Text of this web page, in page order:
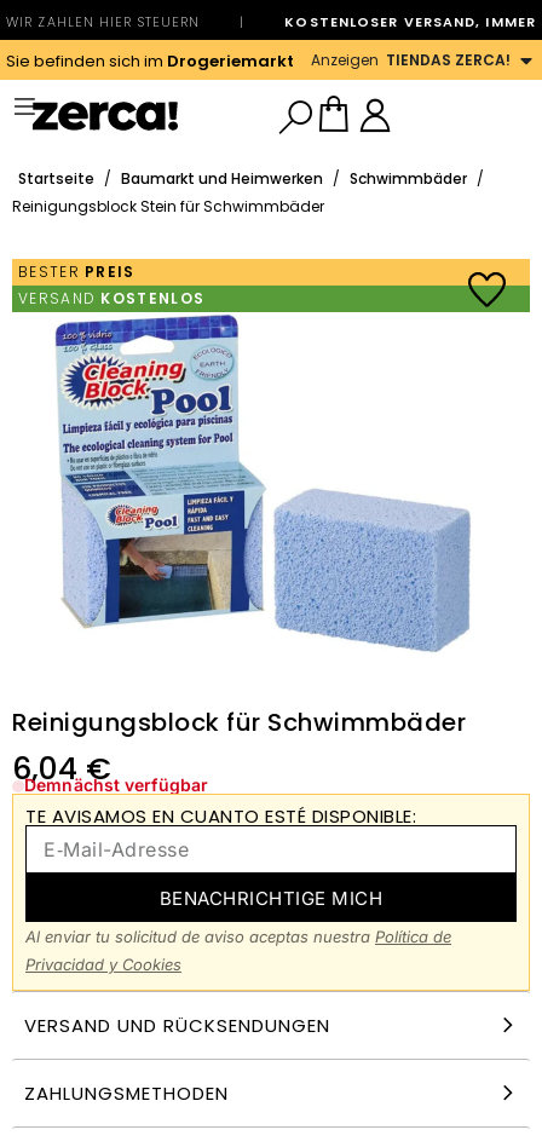
WIR ZAHLEN HIER STEUERN | KOSTENLOSER VERSAND, IMMER
Sie befinden sich im Drogeriemarkt Anzeigen TIENDAS ZERCA!
Startseite / Baumarkt und Heimwerken / Schwimmbäder /
Reinigungsblock Stein für Schwimmbäder
BESTER PREIS
VERSAND KOSTENLOS
Reinigungsblock für Schwimmbäder
6,04€
Demnächst verfügbar
TE AVISAMOS EN CUANTO ESTÉ DISPONIBLE:
BENACHRICHTIGE MICH
Al enviar tu solicitud de aviso aceptas nuestra Política de
Privacidad y Cookies
VERSAND UND RÜCKSENDUNGEN
ZAHLUNGSMETHODEN